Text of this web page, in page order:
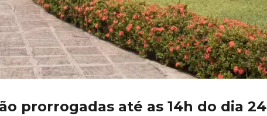
prorrogadas até as 14h do dia 24